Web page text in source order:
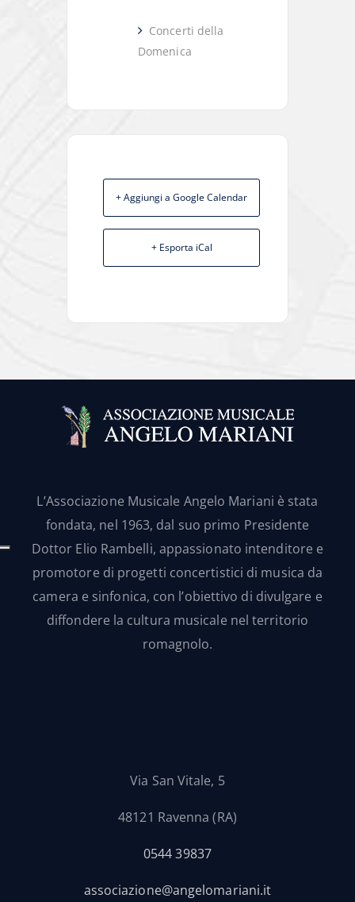
Concerti della
Domenica
+ Aggiungi a Google Calendar
+ Esporta iCal
L’Associazione Musicale Angelo Mariani è stata
fondata, nel 1963, dal suo primo Presidente
Dottor Elio Rambelli, appassionato intenditore e
promotore di progetti concertistici di musica da
camera e sinfonica, con l’obiettivo di divulgare e
diffondere la cultura musicale nel territorio
romagnolo.
Via San Vitale, 5
48121 Ravenna (RA)
0544 39837
associazione@angelomariani.it